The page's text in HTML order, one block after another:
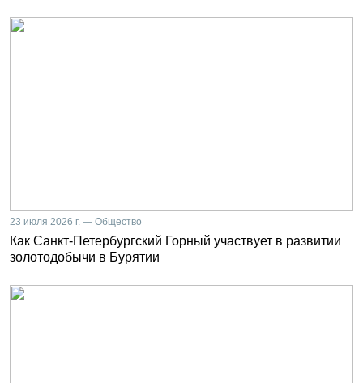
23 июля 2026 г. — Общество
Как Санкт-Петербургский Горный участвует в развитии
золотодобычи в Бурятии